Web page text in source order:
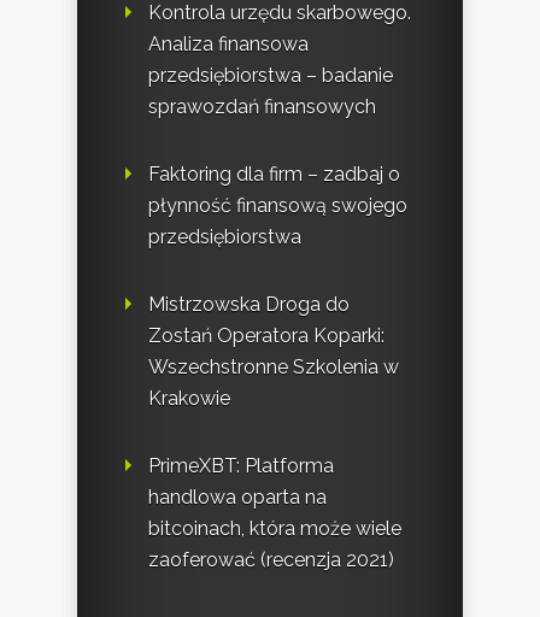
Kontrola urzędu skarbowego.
Analiza finansowa
przedsiębiorstwa – badanie
sprawozdań finansowych
Faktoring dla firm – zadbaj o
płynność finansową swojego
przedsiębiorstwa
Mistrzowska Droga do
Zostań Operatora Koparki:
Wszechstronne Szkolenia w
Krakowie
PrimeXBT: Platforma
handlowa oparta na
bitcoinach, która może wiele
zaoferować (recenzja 2021)